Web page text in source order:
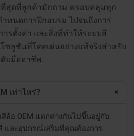
สุดที่ลูกค้ามักถาม ครอบคลุมทุก
หนดการฝึกอบรม ไปจนถึงการ
ารตั้งค่า และสิ่งที่ทำให้ระบบสี
โซลูชันที่โดดเด่นอย่างแท้จริงสำหรับ
ดับมืออาชีพ.
เท่าไหร่? +
ล้อ OEM แตกต่างกันไปขึ้นอยู่กับ
และอุปกรณ์เสริมที่คุณต้องการ.